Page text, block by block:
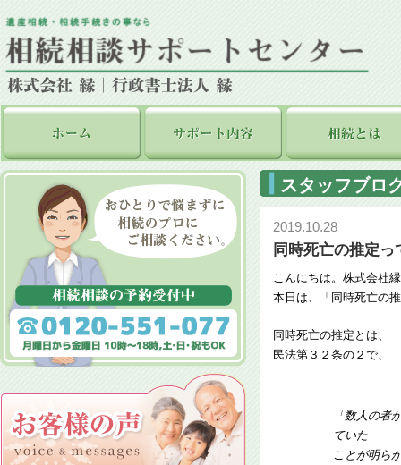
スタッフブロ
2019.10.28
同時死亡の推定っ
こんにちは。株式会社
本日は、「同時死亡の
同時死亡の推定とは、
民法第３２条の２で、
「数人の者
ていた
ことが明ら